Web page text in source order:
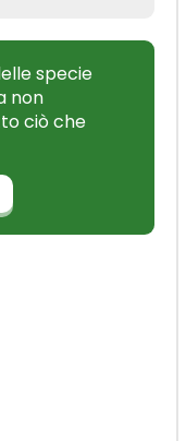
specie
non
ciò che